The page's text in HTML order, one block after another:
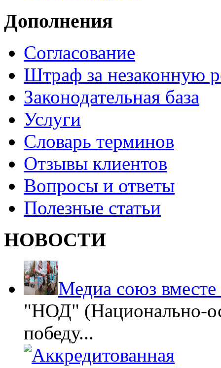
Дополнения
Согласование
Штраф за незаконную
Законодательная база
Услуги
Словарь терминов
Отзывы клиентов
Вопросы и ответы
Полезные статьи
НОВОСТИ
Медиа союз
"НОД" (Национально-
победу...